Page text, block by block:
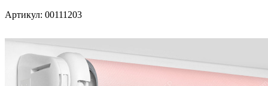
Артикул: 00111203